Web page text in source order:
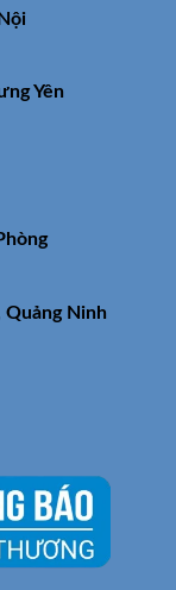
Yên
Quảng Ninh